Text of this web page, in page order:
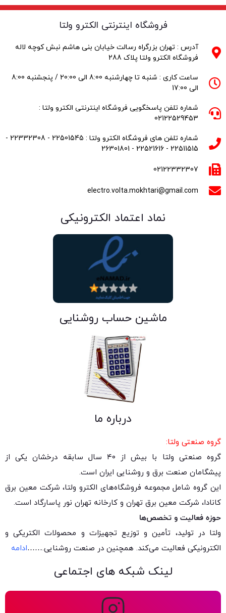
فروشگاه اینترنتی الکترو ولتا
آدرس : تهران بزرگراه رسالت خیابان بنی هاشم نبش کوچه لاله
فروشگاه الکترو ولتا پلاک 288
ساعت کاری : شنبه تا چهارشنبه 8:00 الی 20:00 / پنجشنبه 8:00
الی 17:00
شماره تلفن پاسخگویی فروشگاه اینترنتی الکترو ولتا :
02122529453
شماره تلفن های فروشگاه الکترو ولتا : 22501545 - 22332308 -
22511515 - 22521616 - 26301801
02122332307
electro.volta.mokhtari@gmail.com
نماد اعتماد الکترونیکی
ماشین حساب روشنایی
درباره ما
گروه صنعتی ولتا:
گروه صنعتی ولتا با بیش از ۴۰ سال سابقه درخشان یکی از
پیشگامان صنعت برق و روشنایی ایران است.
این گروه شامل مجموعه فروشگاه‌های الکترو ولتا، شرکت معین برق
کانادا، شرکت معین برق تهران و کارخانه تهران نور پاسارگاد است.
حوزه فعالیت و تخصص‌ها
ولتا در تولید، تأمین و توزیع تجهیزات و محصولات الکتریکی و
الکترونیکی فعالیت می‌کند. همچنین در صنعت روشنایی.……ادامه
لینک شبکه های اجتماعی